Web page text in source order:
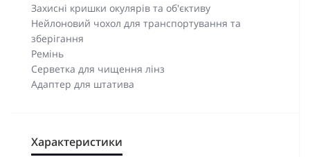
Захисні кришки окулярів та об'єктиву
Нейлоновий чохол для транспортування та
зберігання
Ремінь
Серветка для чищення лінз
Адаптер для штатива
Характеристики